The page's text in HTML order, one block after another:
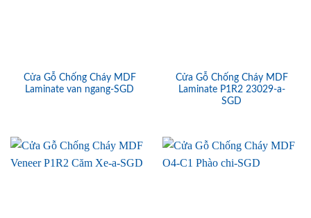
Cửa Gỗ Chống Cháy MDF
Laminate van ngang-SGD
Cửa Gỗ Chống Cháy MDF
Laminate P1R2 23029-a-
SGD